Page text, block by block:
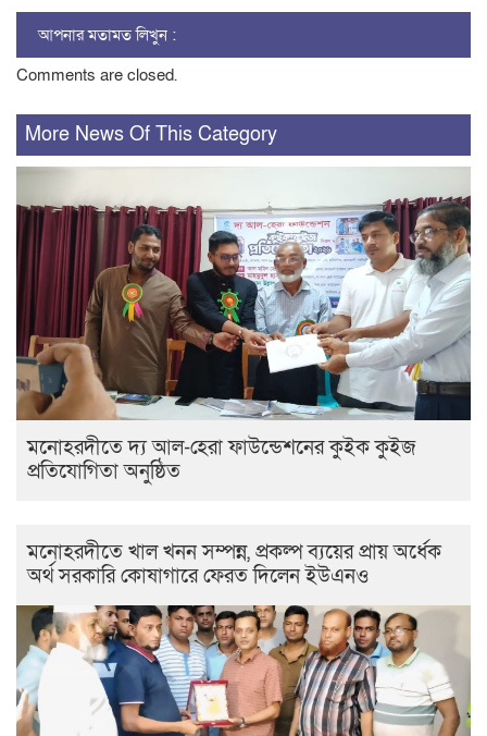
আপনার মতামত লিখুন :
Comments are closed.
More News Of This Category
মনোহরদীতে দ্য আল-হেরা ফাউন্ডেশনের কুইক কুইজ
প্রতিযোগিতা অনুষ্ঠিত
মনোহরদীতে খাল খনন সম্পন্ন, প্রকল্প ব্যয়ের প্রায় অর্ধেক
অর্থ সরকারি কোষাগারে ফেরত দিলেন ইউএনও